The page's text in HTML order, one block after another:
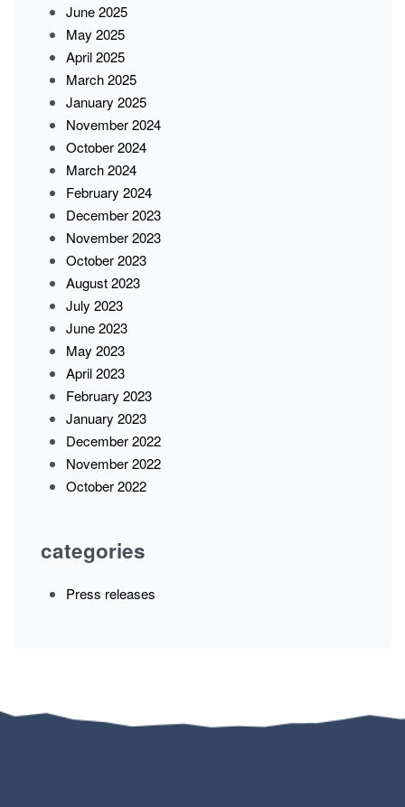
June 2025
May 2025
April 2025
March 2025
January 2025
November 2024
October 2024
March 2024
February 2024
December 2023
November 2023
October 2023
August 2023
July 2023
June 2023
May 2023
April 2023
February 2023
January 2023
December 2022
November 2022
October 2022
categories
Press releases